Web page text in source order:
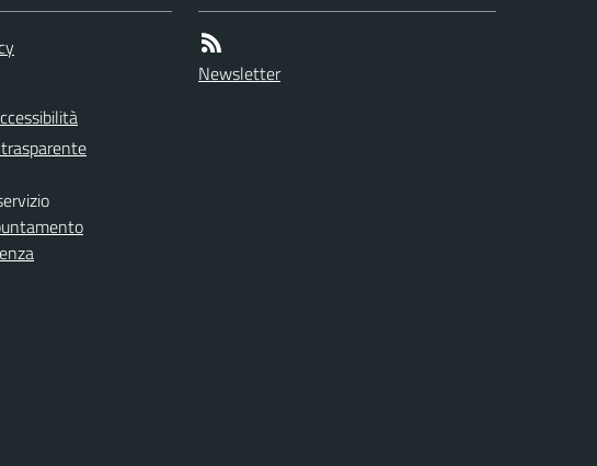
Newsletter